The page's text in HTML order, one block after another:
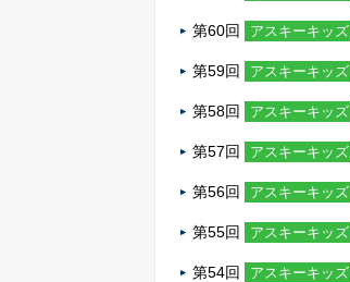
第60回 アスキーキッズ
第59回 アスキーキッズ
第58回 アスキーキッズ
第57回 アスキーキッズ
第56回 アスキーキッズ
第55回 アスキーキッズ
第54回 アスキーキッズ